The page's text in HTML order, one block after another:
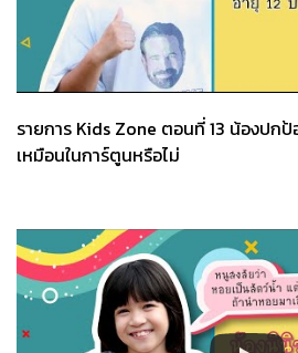
รายการ Kids Zone ตอนที่ 13 น้องปกป้
เหมือนในการ์ตูนหรือไม่